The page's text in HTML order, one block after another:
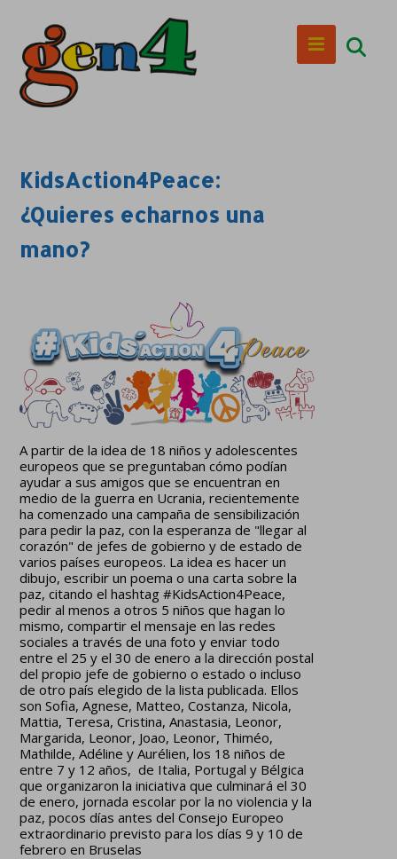
KidsAction4Peace:
¿Quieres echarnos una
mano?
A partir de la idea de 18 niños y adolescentes
europeos que se preguntaban cómo podían
ayudar a sus amigos que se encuentran en
medio de la guerra en Ucrania, recientemente
ha comenzado una campaña de sensibilización
para pedir la paz, con la esperanza de "llegar al
corazón" de jefes de gobierno y de estado de
varios países europeos. La idea es hacer un
dibujo, escribir un poema o una carta sobre la
paz, citando el hashtag #KidsAction4Peace,
pedir al menos a otros 5 niños que hagan lo
mismo, compartir el mensaje en las redes
sociales a través de una foto y enviar todo
entre el 25 y el 30 de enero a la dirección postal
del propio jefe de gobierno o estado o incluso
de otro país elegido de la lista publicada. Ellos
son Sofia, Agnese, Matteo, Costanza, Nicola,
Mattia, Teresa, Cristina, Anastasia, Leonor,
Margarida, Leonor, Joao, Leonor, Thiméo,
Mathilde, Adéline y Aurélien, los 18 niños de
entre 7 y 12 años, de Italia, Portugal y Bélgica
que organizaron la iniciativa que culminará el 30
de enero, jornada escolar por la no violencia y la
paz, pocos días antes del Consejo Europeo
extraordinario previsto para los días 9 y 10 de
febrero en Bruselas